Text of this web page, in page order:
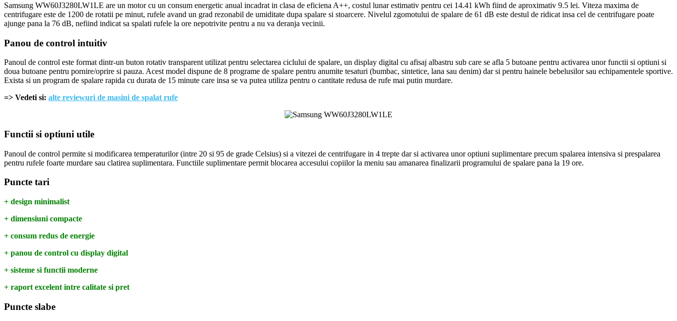
Samsung WW60J3280LW1LE are un motor cu un consum energetic anual incadrat in clasa de eficiena A++, costul lunar estimativ pentru cei 14.41 kWh fiind de aproximativ 9.5 lei. Viteza maxima de
centrifugare este de 1200 de rotatii pe minut, rufele avand un grad rezonabil de umiditate dupa spalare si stoarcere. Nivelul zgomotului de spalare de 61 dB este destul de ridicat insa cel de centrifugare poate
ajunge pana la 76 dB, nefiind indicat sa spalati rufele la ore nepotrivite pentru a nu va deranja vecinii.
Panou de control intuitiv
Panoul de control este format dintr-un buton rotativ transparent utilizat pentru selectarea ciclului de spalare, un display digital cu afisaj albastru sub care se afla 5 butoane pentru activarea unor functii si optiuni si
doua butoane pentru pornire/oprire si pauza. Acest model dispune de 8 programe de spalare pentru anumite tesaturi (bumbac, sintetice, lana sau denim) dar si pentru hainele bebelusilor sau echipamentele sportive.
Exista si un program de spalare rapida cu durata de 15 minute care insa se va putea utiliza pentru o cantitate redusa de rufe mai putin murdare.
=> Vedeti si: alte reviewuri de masini de spalat rufe
Functii si optiuni utile
Panoul de control permite si modificarea temperaturilor (intre 20 si 95 de grade Celsius) si a vitezei de centrifugare in 4 trepte dar si activarea unor optiuni suplimentare precum spalarea intensiva si prespalarea
pentru rufele foarte murdare sau clatirea suplimentara. Functiile suplimentare permit blocarea accesului copiilor la meniu sau amanarea finalizarii programului de spalare pana la 19 ore.
Puncte tari
+ design minimalist
+ dimensiuni compacte
+ consum redus de energie
+ panou de control cu display digital
+ sisteme si functii moderne
+ raport excelent intre calitate si pret
Puncte slabe